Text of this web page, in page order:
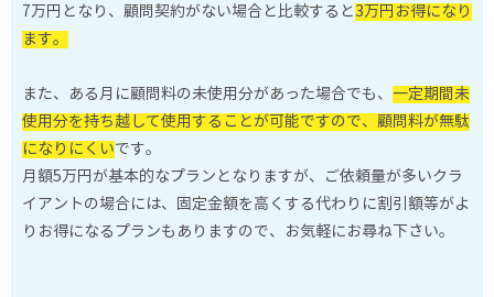
7万円となり、顧問契約がない場合と比較すると3万円お得になり
ます。
また、ある月に顧問料の未使用分があった場合でも、 一定期間未
使用分を持ち越して使用することが可能ですので、顧問料が無駄
になりにくいです。
月額5万円が基本的なプランとなりますが、ご依頼量が多いクラ
イアントの場合には、固定金額を高くする代わりに割引額等がよ
りお得になるプランもありますので、お気軽にお尋ね下さい。